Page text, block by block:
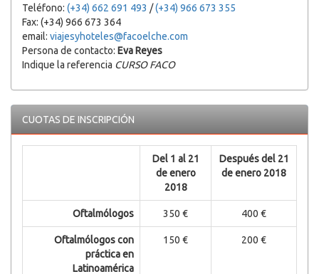
Teléfono: (+34) 662 691 493 /(+34) 966 673 355
Fax: (+34) 966 673 364
email: viajesyhoteles@facoelche.com
Persona de contacto: Eva Reyes
Indique la referencia CURSO FACO
CUOTAS DE INSCRIPCIÓN
Del 1 al 21
de enero
2018
Después del 21
de enero 2018
Oftalmólogos 350 € 400 €
Oftalmólogos con
práctica en
Latinoamérica
150 € 200 €